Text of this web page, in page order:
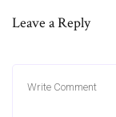
Leave a Reply